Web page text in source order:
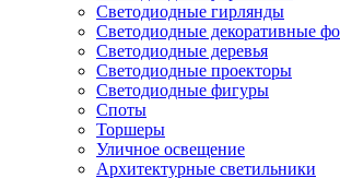
Светодиодные гирлянды
Светодиодные декоративные
Светодиодные деревья
Светодиодные проекторы
Светодиодные фигуры
Споты
Торшеры
Уличное освещение
Архитектурные светильники